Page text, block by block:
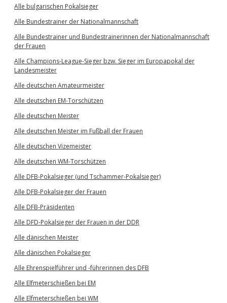
Alle bulgarischen Pokalsieger
Alle Bundestrainer der Nationalmannschaft
Alle Bundestrainer und Bundestrainerinnen der Nationalmannschaft
der Frauen
Alle Champions-League-Sieger bzw. Sieger im Europapokal der
Landesmeister
Alle deutschen Amateurmeister
Alle deutschen EM-Torschützen
Alle deutschen Meister
Alle deutschen Meister im Fußball der Frauen
Alle deutschen Vizemeister
Alle deutschen WM-Torschützen
Alle DFB-Pokalsieger (und Tschammer-Pokalsieger)
Alle DFB-Pokalsieger der Frauen
Alle DFB-Präsidenten
Alle DFD-Pokalsieger der Frauen in der DDR
Alle dänischen Meister
Alle dänischen Pokalsieger
Alle Ehrenspielführer und -führerinnen des DFB
Alle Elfmeterschießen bei EM
Alle Elfmeterschießen bei WM